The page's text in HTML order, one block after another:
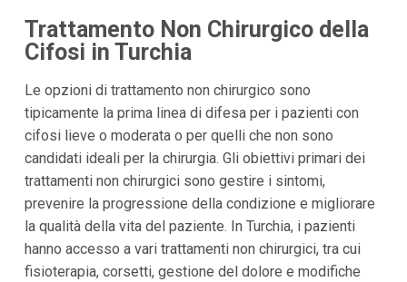
Trattamento Non Chirurgico della
Cifosi in Turchia
Le opzioni di trattamento non chirurgico sono
tipicamente la prima linea di difesa per i pazienti con
cifosi lieve o moderata o per quelli che non sono
candidati ideali per la chirurgia. Gli obiettivi primari dei
trattamenti non chirurgici sono gestire i sintomi,
prevenire la progressione della condizione e migliorare
la qualità della vita del paziente. In Turchia, i pazienti
hanno accesso a vari trattamenti non chirurgici, tra cui
fisioterapia, corsetti, gestione del dolore e modifiche